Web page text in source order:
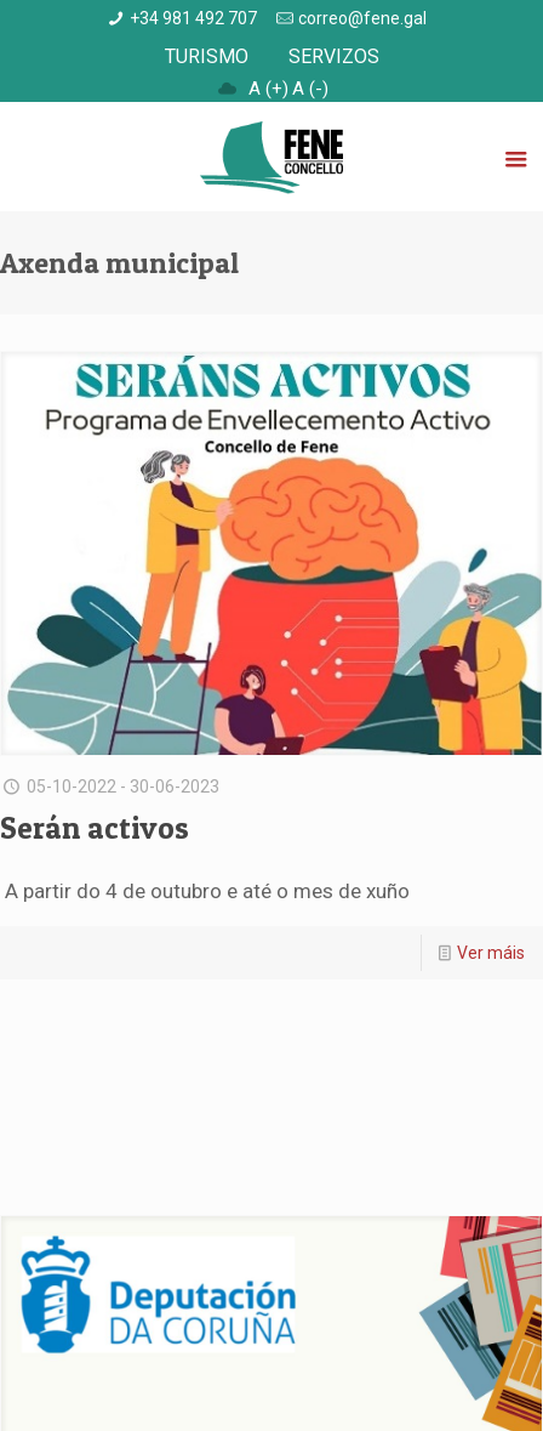
+34 981 492 707 correo@fene.gal
TURISMO SERVIZOS
A (+) A (-)
Axenda municipal
05-10-2022 - 30-06-2023
Serán activos
A partir do 4 de outubro e até o mes de xuño
Ver máis